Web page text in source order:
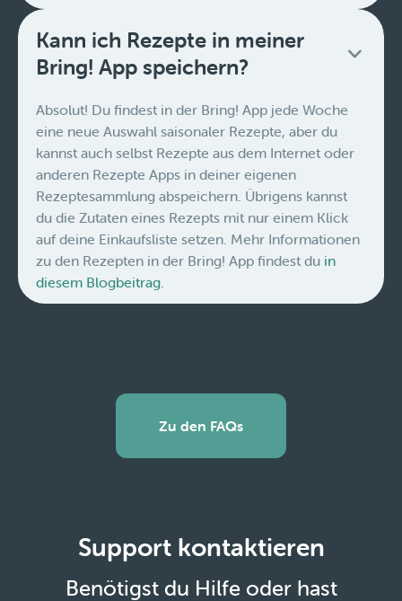
Kann ich Rezepte in meiner
Bring! App speichern?
Absolut! Du findest in der Bring! App jede Woche
eine neue Auswahl saisonaler Rezepte, aber du
kannst auch selbst Rezepte aus dem Internet oder
anderen Rezepte Apps in deiner eigenen
Rezeptesammlung abspeichern. Übrigens kannst
du die Zutaten eines Rezepts mit nur einem Klick
auf deine Einkaufsliste setzen. Mehr Informationen
zu den Rezepten in der Bring! App findest du in
diesem Blogbeitrag.
Zu den FAQs
Support kontaktieren
Benötigst du Hilfe oder hast